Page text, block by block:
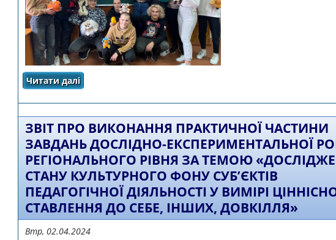
Читати далі
про ЗВІТ про виконання практичної частини
регіонального рівня за темою «дослідження стану
діяльності у вимірі ціннісного
ЗВІТ ПРО ВИКОНАННЯ ПРАКТИЧНОЇ ЧАСТИНИ
ЗАВДАНЬ ДОСЛІДНО-ЕКСПЕРИМЕНТАЛЬНОЇ
РЕГІОНАЛЬНОГО РІВНЯ ЗА ТЕМОЮ
СТАНУ КУЛЬТУРНОГО ФОНУ СУБ’ЄКТІВ
ПЕДАГОГІЧНОЇ ДІЯЛЬНОСТІ У ВИМІРІ
СТАВЛЕННЯ ДО СЕБЕ, ІНШИХ, ДОВКІЛЛЯ»
Втр, 02.04.2024